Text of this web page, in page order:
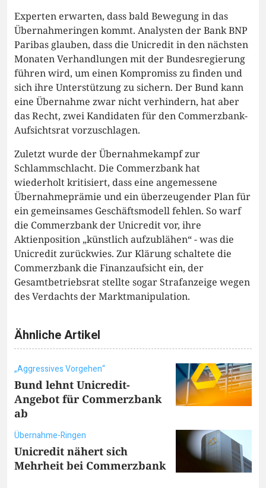
Experten erwarten, dass bald Bewegung in das
Übernahmeringen kommt. Analysten der Bank BNP
Paribas glauben, dass die Unicredit in den nächsten
Monaten Verhandlungen mit der Bundesregierung
führen wird, um einen Kompromiss zu finden und
sich ihre Unterstützung zu sichern. Der Bund kann
eine Übernahme zwar nicht verhindern, hat aber
das Recht, zwei Kandidaten für den Commerzbank-
Aufsichtsrat vorzuschlagen.
Zuletzt wurde der Übernahmekampf zur
Schlammschlacht. Die Commerzbank hat
wiederholt kritisiert, dass eine angemessene
Übernahmeprämie und ein überzeugender Plan für
ein gemeinsames Geschäftsmodell fehlen. So warf
die Commerzbank der Unicredit vor, ihre
Aktienposition „künstlich aufzublähen“ - was die
Unicredit zurückwies. Zur Klärung schaltete die
Commerzbank die Finanzaufsicht ein, der
Gesamtbetriebsrat stellte sogar Strafanzeige wegen
des Verdachts der Marktmanipulation.
Ähnliche Artikel
„Aggressives Vorgehen“
Bund lehnt Unicredit-
Angebot für Commerzbank
ab
Übernahme-Ringen
Unicredit nähert sich
Mehrheit bei Commerzbank